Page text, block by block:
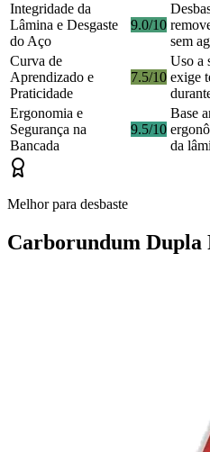
Integridade da
Lâmina e Desgaste
do Aço
9.0/10
sem
Curva de
Aprendizado e
Praticidade
7.5/10
Uso a
exige
Ergonomia e
Segurança na
Bancada
9.5/10
Base
da
Melhor para desbaste
Carborundum Dupla